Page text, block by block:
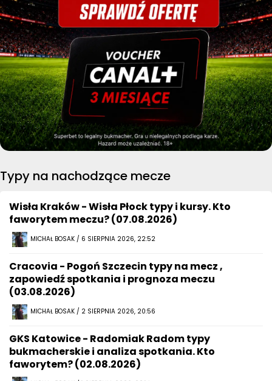
Typy na nachodzące mecze
Wisła Kraków - Wisła Płock typy i kursy. Kto
faworytem meczu? (07.08.2026)
MICHAŁ BOSAK / 6 SIERPNIA 2026, 22:52
Cracovia - Pogoń Szczecin typy na mecz ,
zapowiedź spotkania i prognoza meczu
(03.08.2026)
MICHAŁ BOSAK / 2 SIERPNIA 2026, 20:56
GKS Katowice - Radomiak Radom typy
bukmacherskie i analiza spotkania. Kto
faworytem? (02.08.2026)